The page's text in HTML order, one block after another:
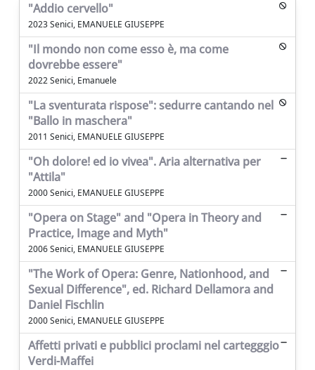
"Addio cervello"
2023 Senici, EMANUELE GIUSEPPE
"Il mondo non come esso è, ma come
dovrebbe essere"
2022 Senici, Emanuele
"La sventurata rispose": sedurre cantando nel
"Ballo in maschera"
2011 Senici, EMANUELE GIUSEPPE
"Oh dolore! ed io vivea". Aria alternativa per
"Attila"
2000 Senici, EMANUELE GIUSEPPE
"Opera on Stage" and "Opera in Theory and
Practice, Image and Myth"
2006 Senici, EMANUELE GIUSEPPE
"The Work of Opera: Genre, Nationhood, and
Sexual Difference", ed. Richard Dellamora and
Daniel Fischlin
2000 Senici, EMANUELE GIUSEPPE
Affetti privati e pubblici proclami nel cartegggio
Verdi-Maffei